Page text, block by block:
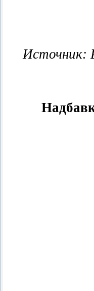
Источник: